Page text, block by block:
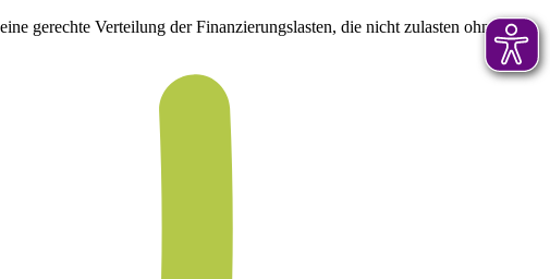
gerechte Verteilung der Finanzierungslasten, die nicht zulasten ohnehin